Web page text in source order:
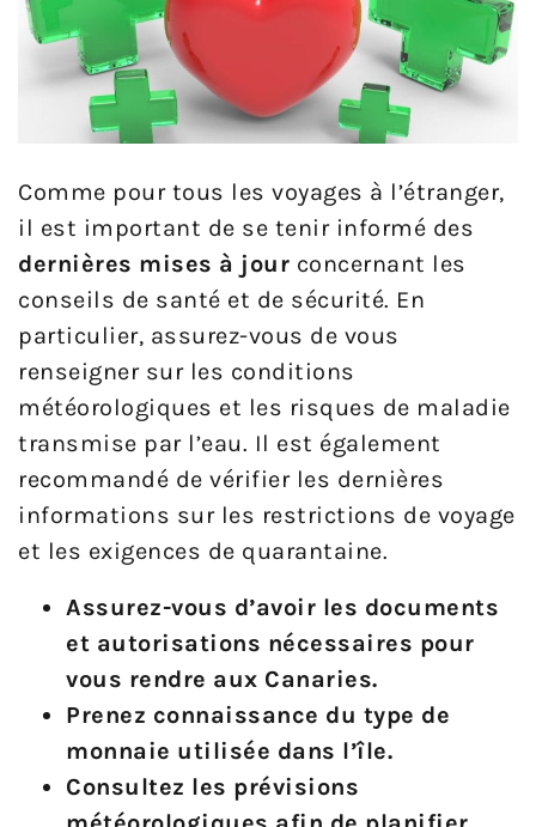
Comme pour tous les voyages à l’étranger,
il est important de se tenir informé des
dernières mises à jour concernant les
conseils de santé et de sécurité. En
particulier, assurez-vous de vous
renseigner sur les conditions
météorologiques et les risques de maladie
transmise par l’eau. Il est également
recommandé de vérifier les dernières
informations sur les restrictions de voyage
et les exigences de quarantaine.
Assurez-vous d’avoir les documents
et autorisations nécessaires pour
vous rendre aux Canaries.
Prenez connaissance du type de
monnaie utilisée dans l’île.
Consultez les prévisions